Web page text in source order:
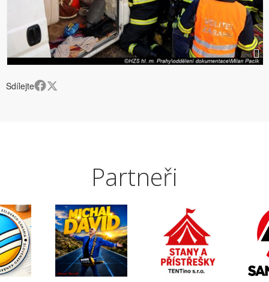
Sdílejte
Partneři